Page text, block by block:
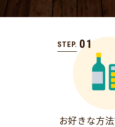
STEP. 01
お好きな方